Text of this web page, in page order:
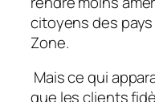
citoyens des
Zone.
Mais ce qui
que les clients